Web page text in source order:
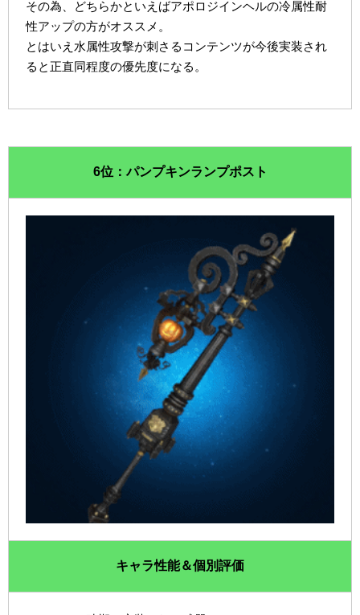
その為、どちらかといえばアポロジインヘルの冷属性耐
性アップの方がオススメ。
とはいえ水属性攻撃が刺さるコンテンツが今後実装され
ると正直同程度の優先度になる。
6位：パンプキンランプポスト
キャラ性能＆個別評価